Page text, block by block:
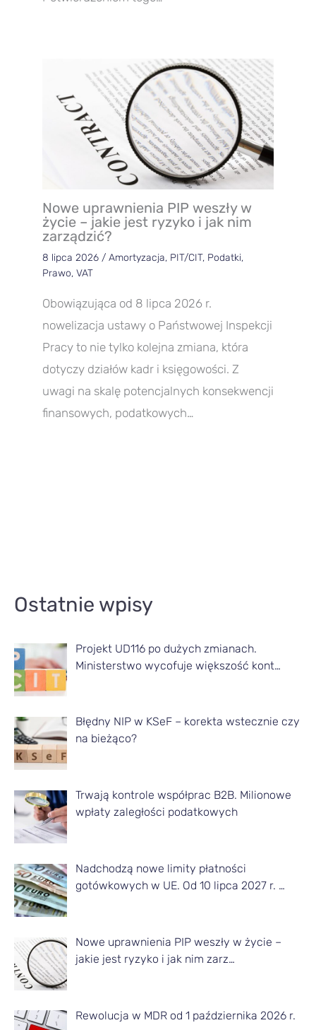
Nowe uprawnienia PIP weszły w
życie – jakie jest ryzyko i jak nim
zarządzić?
8 lipca 2026 / Amortyzacja, PIT/CIT, Podatki,
Prawo, VAT
Obowiązująca od 8 lipca 2026 r.
nowelizacja ustawy o Państwowej Inspekcji
Pracy to nie tylko kolejna zmiana, która
dotyczy działów kadr i księgowości. Z
uwagi na skalę potencjalnych konsekwencji
finansowych, podatkowych…
Ostatnie wpisy
Projekt UD116 po dużych zmianach.
Ministerstwo wycofuje większość kont…
Błędny NIP w KSeF – korekta wstecznie czy
na bieżąco?
Trwają kontrole współprac B2B. Milionowe
wpłaty zaległości podatkowych
Nadchodzą nowe limity płatności
gotówkowych w UE. Od 10 lipca 2027 r. …
Nowe uprawnienia PIP weszły w życie –
jakie jest ryzyko i jak nim zarz…
Rewolucja w MDR od 1 października 2026 r.
r
y
k
u
ł
y
z
d
a
n
g
o
i
e
i